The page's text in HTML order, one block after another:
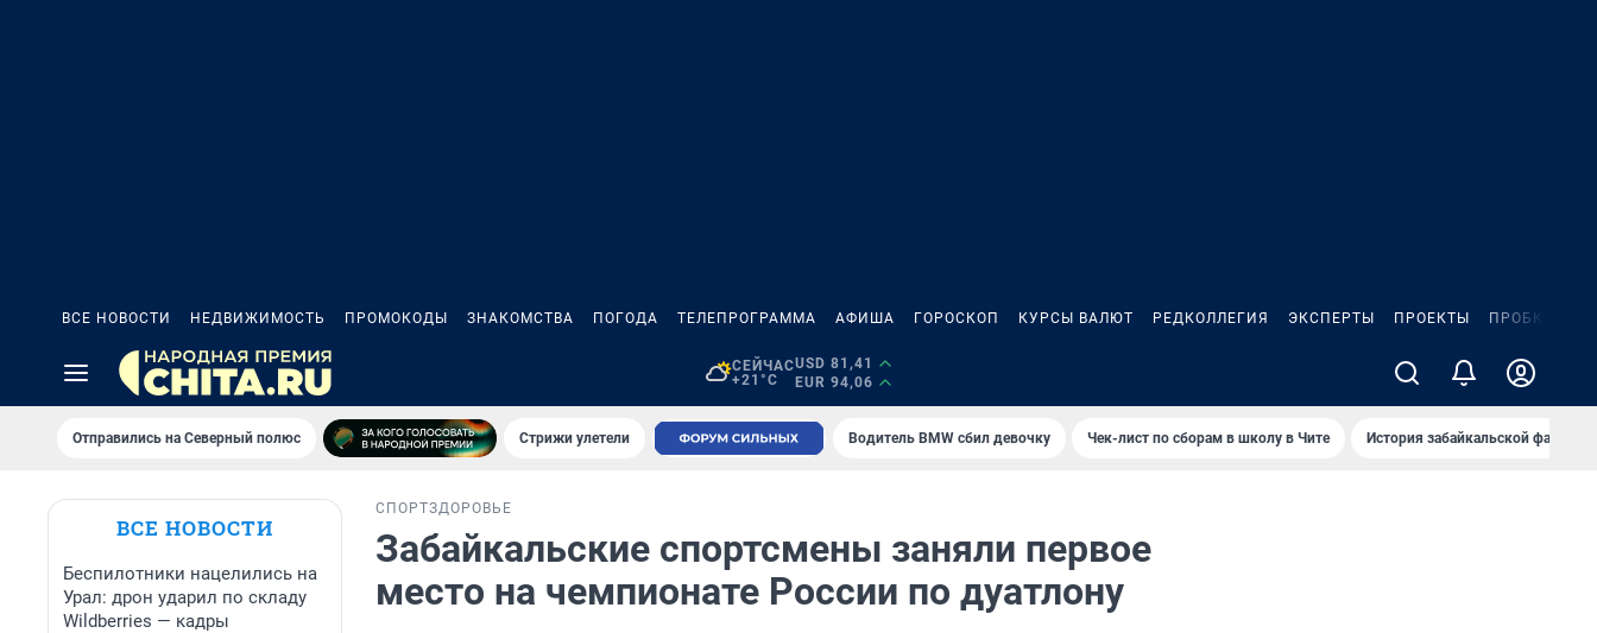
ВСЕ НОВОСТИ НЕДВИЖИМОСТЬ ПРОМОКОДЫ ЗНАКОМСТВА ПОГОДА ТЕЛЕПРОГРАММА АФИША ГОРОСКОП КУРСЫ ВАЛЮТ РЕДКОЛЛЕГИЯ ЭКСПЕРТЫ ПРОЕКТЫ ПРОБКИ
СЕЙЧАС
+21°C
USD 81,41
EUR 94,06
Отправились на Северный полюс Стрижи улетели Водитель BMW сбил девочку Чек-лист по сборам в школу в Чите История забайкальской фамилии
ВСЕ НОВОСТИ
Беспилотники нацелились на
Урал: дрон ударил по складу
Wildberries — кадры
СПОРТЗДОРОВЬЕ
Забайкальские спортсмены заняли первое
место на чемпионате России по дуатлону